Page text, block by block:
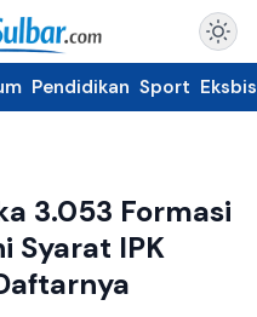
Pendidikan Sport Eksbis
3.053 Formasi
Syarat IPK